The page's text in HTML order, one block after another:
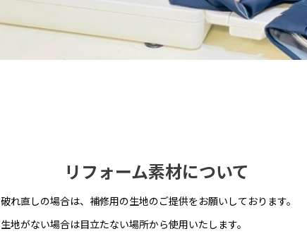
リフォーム素材について
破れ直しの場合は、補修用の生地のご提供をお願いしております。
生地がない場合は目立たない場所から使用いたします。